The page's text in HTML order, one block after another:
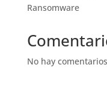
Ransomware
No hay